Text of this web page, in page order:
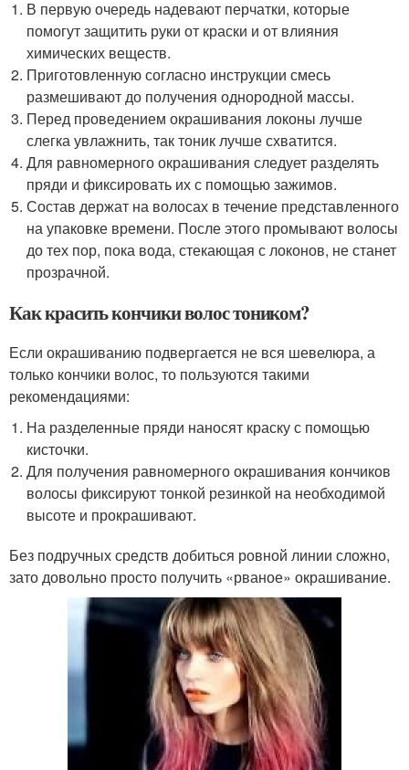
В первую очередь надевают перчатки, которые
помогут защитить руки от краски и от влияния
химических веществ.
Приготовленную согласно инструкции смесь
размешивают до получения однородной массы.
Перед проведением окрашивания локоны лучше
слегка увлажнить, так тоник лучше схватится.
Для равномерного окрашивания следует разделять
пряди и фиксировать их с помощью зажимов.
Состав держат на волосах в течение представленного
на упаковке времени. После этого промывают волосы
до тех пор, пока вода, стекающая с локонов, не станет
прозрачной.
Как красить кончики волос тоником?
Если окрашиванию подвергается не вся шевелюра, а
только кончики волос, то пользуются такими
рекомендациями:
На разделенные пряди наносят краску с помощью
кисточки.
Для получения равномерного окрашивания кончиков
волосы фиксируют тонкой резинкой на необходимой
высоте и прокрашивают.
Без подручных средств добиться ровной линии сложно,
зато довольно просто получить «рваное» окрашивание.